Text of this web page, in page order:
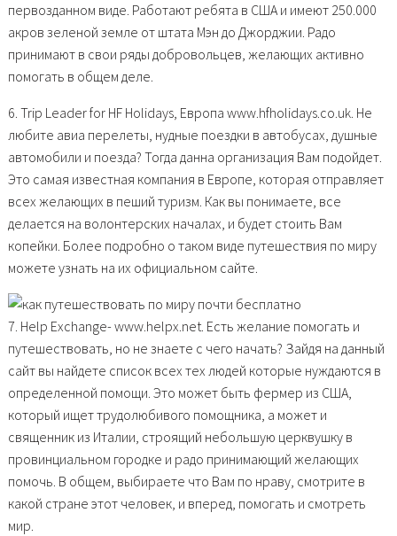
первозданном виде. Работают ребята в США и имеют 250.000
акров зеленой земле от штата Мэн до Джорджии. Радо
принимают в свои ряды добровольцев, желающих активно
помогать в общем деле.
6. Trip Leader for HF Holidays, Европа www.hfholidays.co.uk. Не
любите авиа перелеты, нудные поездки в автобусах, душные
автомобили и поезда? Тогда данна организация Вам подойдет.
Это самая известная компания в Европе, которая отправляет
всех желающих в пеший туризм. Как вы понимаете, все
делается на волонтерских началах, и будет стоить Вам
копейки. Более подробно о таком виде путешествия по миру
можете узнать на их официальном сайте.
7. Help Exchange- www.helpx.net. Есть желание помогать и
путешествовать, но не знаете с чего начать? Зайдя на данный
сайт вы найдете список всех тех людей которые нуждаются в
определенной помощи. Это может быть фермер из США,
который ищет трудолюбивого помощника, а может и
священник из Италии, строящий небольшую церквушку в
провинциальном городке и радо принимающий желающих
помочь. В общем, выбираете что Вам по нраву, смотрите в
какой стране этот человек, и вперед, помогать и смотреть
мир.